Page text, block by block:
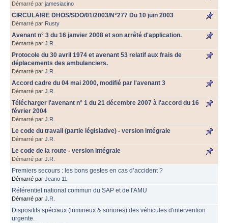
Démarré par jamesiacino
CIRCULAIRE DHOS/SDO/01/2003/N°277 Du 10 juin 2003
Démarré par Rusty
Avenant n° 3 du 16 janvier 2008 et son arrêté d'application.
Démarré par J.R.
Protocole du 30 avril 1974 et avenant 53 relatif aux frais de
déplacements des ambulanciers.
Démarré par J.R.
Accord cadre du 04 mai 2000, modifié par l'avenant 3
Démarré par J.R.
Télécharger l'avenant n° 1 du 21 décembre 2007 à l'accord du 16
février 2004
Démarré par J.R.
Le code du travail (partie législative) - version intégrale
Démarré par J.R.
Le code de la route - version intégrale
Démarré par J.R.
Premiers secours : les bons gestes en cas d’accident ?
Démarré par Jeano 11
Référentiel national commun du SAP et de l'AMU
Démarré par J.R.
Dispositifs spéciaux (lumineux & sonores) des véhicules d'intervention
urgente.